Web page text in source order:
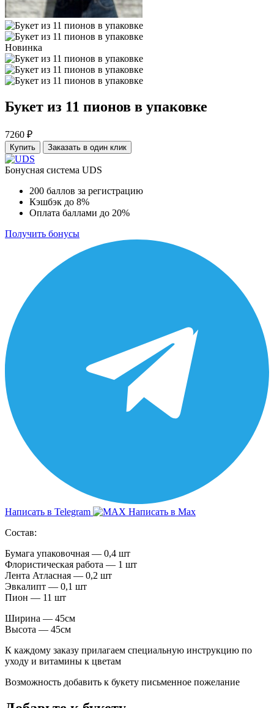
Новинка
Букет из 11 пионов в упаковке
7260 ₽
Купить Заказать в один клик
Бонусная система UDS
200 баллов за регистрацию
Кэшбэк до 8%
Оплата баллами до 20%
Получить бонусы
Написать в Telegram
Написать в Max
Состав:
Бумага упаковочная — 0,4 шт
Флористическая работа — 1 шт
Лента Атласная — 0,2 шт
Эвкалипт — 0,1 шт
Пион — 11 шт
Ширина — 45см
Высота — 45см
К каждому заказу прилагаем специальную инструкцию по
уходу и витамины к цветам
Возможность добавить к букету письменное пожелание